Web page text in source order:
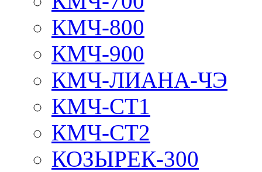
КМЧ-800
КМЧ-900
КМЧ-ЛИАНА-ЧЭ
КМЧ-СТ1
КМЧ-СТ2
КОЗЫРЕК-300